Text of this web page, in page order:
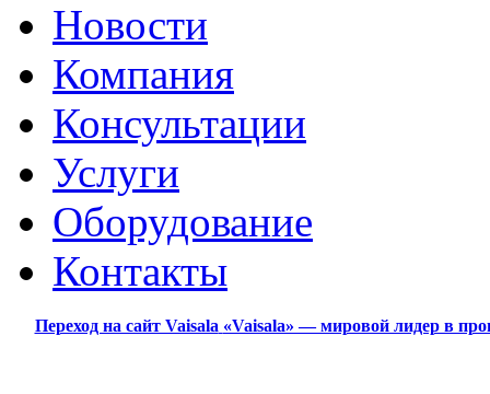
Новости
Компания
Консультации
Услуги
Оборудование
Контакты
Переход на сайт Vaisala «Vaisala» — мировой лидер в